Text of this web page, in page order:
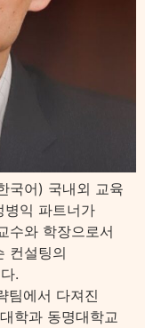
국어) 국내외 교육
병익 파트너가
수와 학장으로서
컨설팅의
.
팀에서 다져진
학과 동명대학교